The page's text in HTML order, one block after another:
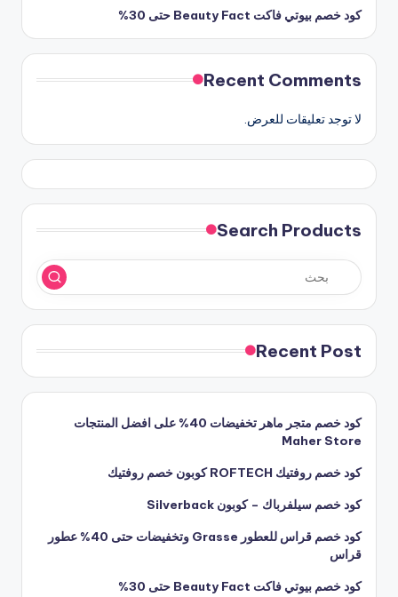
كود خصم بيوتي فاكت Beauty Fact حتى 30%
Recent Comments
لا توجد تعليقات للعرض.
Search Products
Recent Post
كود خصم متجر ماهر تخفيضات 40% على افضل المنتجات
Maher Store
كود خصم روفتيك ROFTECH كوبون خصم روفتيك
كود خصم سيلفرباك – كوبون Silverback
كود خصم قراس للعطور Grasse وتخفيضات حتى 40% عطور
قراس
كود خصم بيوتي فاكت Beauty Fact حتى 30%